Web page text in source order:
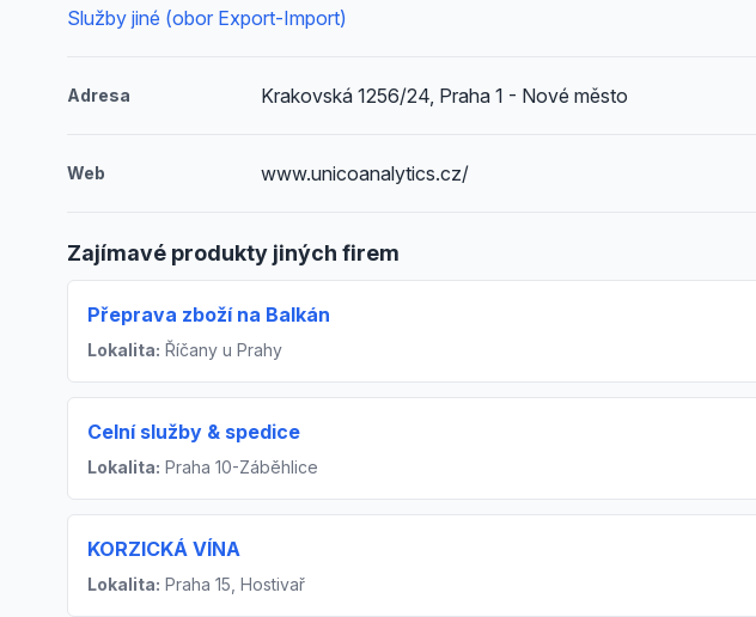
Služby jiné (obor Export-Import)
Adresa Krakovská 1256/24, Praha 1 - Nové město
Web www.unicoanalytics.cz/
Zajímavé produkty jiných firem
Přeprava zboží na Balkán
Lokalita: Říčany u Prahy
Celní služby & spedice
Lokalita: Praha 10-Záběhlice
KORZICKÁ VÍNA
Lokalita: Praha 15, Hostivař